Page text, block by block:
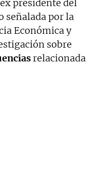
presidente del
señalada por la
Económica y
sobre
relacionada